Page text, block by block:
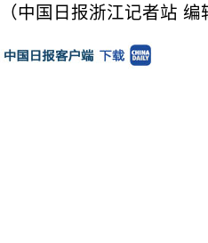
（中国日报浙江记者站 编